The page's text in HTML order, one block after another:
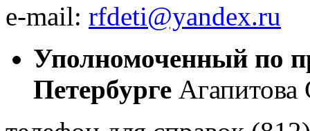
e-mail: rfdeti@yandex.ru
Уполномоченный по
Петербурге